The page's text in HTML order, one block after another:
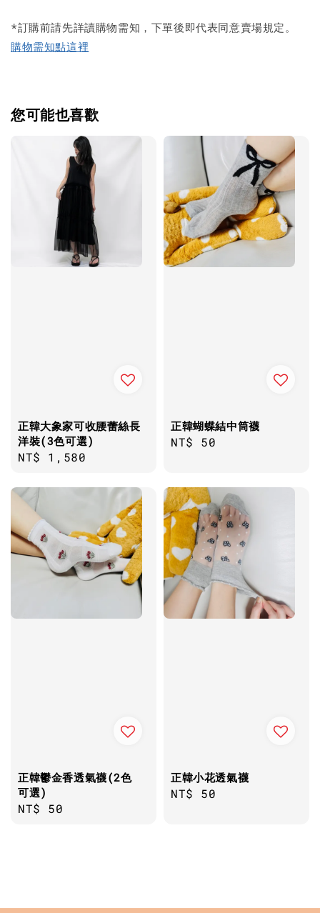
*訂購前請先詳讀購物需知，下單後即代表同意賣場規定。
購物需知點這裡
您可能也喜歡
正韓大象家可收腰蕾絲長
洋裝(3色可選)
Regular
NT$ 1,580
正韓蝴蝶結中筒襪
Regular
NT$ 50
正韓鬱金香透氣襪(2色
可選)
Regular
NT$ 50
正韓小花透氣襪
Regular
NT$ 50